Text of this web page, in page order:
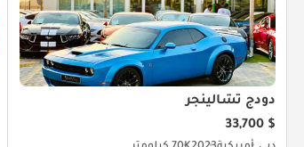
دودج تشالينجر
$ 33,700